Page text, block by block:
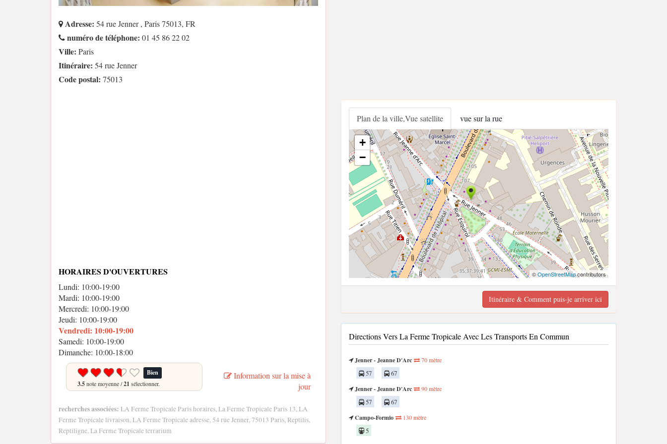
Adresse: 54 rue Jenner , Paris 75013, FR
numéro de téléphone: 01 45 86 22 02
Ville: Paris
Itinéraire: 54 rue Jenner
Code postal: 75013
HORAIRES D'OUVERTURES
Lundi: 10:00-19:00
Mardi: 10:00-19:00
Mercredi: 10:00-19:00
Jeudi: 10:00-19:00
Vendredi: 10:00-19:00
Samedi: 10:00-19:00
Dimanche: 10:00-18:00
Bien
3.5note moyenne /21 sélectionner.
Information sur la mise à
jour
recherches associées: LA Ferme Tropicale Paris horaires, La Ferme Tropicale Paris 13, LA
Ferme Tropicale livraison, LA Ferme Tropicale adresse, 54 rue Jenner, 75013 Paris, Reptilis,
Reptiligne, La Ferme Tropicale terrarium
Plan de la ville,Vue satellite vue sur la rue
+
−
©OpenStreetMapcontributors
Itinéraire & Comment puis-je arriver ici
Directions Vers La Ferme Tropicale Avec Les Transports En Commun
Jenner - Jeanne D'Arc 70 mètre
57
67
Jenner - Jeanne D'Arc
90 mètre
57
67
Campo-Formio
130 mètre
5